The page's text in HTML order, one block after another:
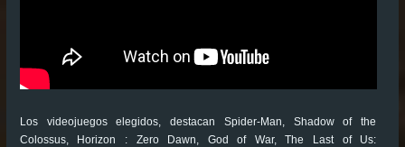
Los videojuegos elegidos, destacan Spider-Man, Shadow of the
Colossus, Horizon : Zero Dawn, God of War, The Last of Us: